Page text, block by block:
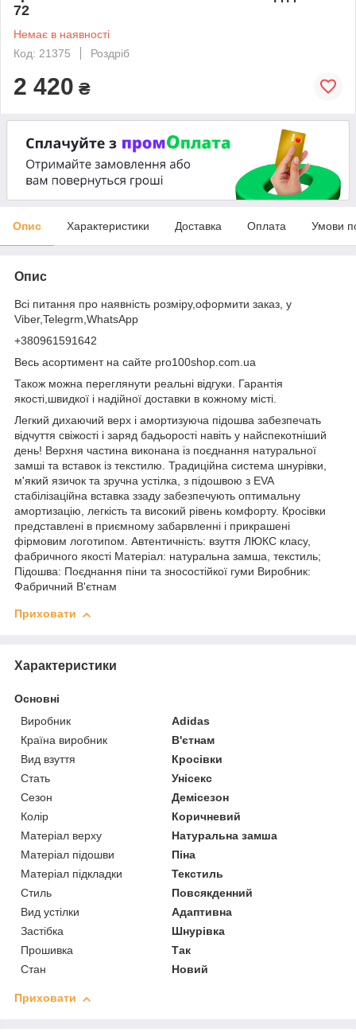
72
Немає в наявності
Код: 21375
Роздріб
2 420 ₴
Опис Характеристики Доставка Оплата Умови
Опис
Всі питання про наявність розміру,оформити заказ, у
Viber,Telegrm,WhatsApp
+380961591642
Весь асортимент на сайте pro100shop.com.ua
Також можна переглянути реальні відгуки. Гарантія
якості,швидкої і надійної доставки в кожному місті.
Легкий дихаючий верх і амортизуюча підошва забезпечать
відчуття свіжості і заряд бадьорості навіть у найспекотніший
день! Верхня частина виконана із поєднання натуральної
замші та вставок із текстилю. Традиційна система шнурівки,
м'який язичок та зручна устілка, з підошвою з EVA
стабілізаційна вставка ззаду забезпечують оптимальну
амортизацію, легкість та високий рівень комфорту. Кросівки
представлені в приємному забарвленні і прикрашені
фірмовим логотипом. Автентичність: взуття ЛЮКС класу,
фабричного якості Матеріал: натуральна замша, текстиль;
Підошва: Поєднання піни та зносостійкої гуми Виробник:
Фабричний В'єтнам
Приховати
Характеристики
Основні
Виробник
Adidas
Країна виробник
В'єтнам
Вид взуття
Кросівки
Стать
Унісекс
Сезон
Демісезон
Колір
Коричневий
Матеріал верху
Натуральна замша
Матеріал підошви
Піна
Матеріал підкладки
Текстиль
Стиль
Повсякденний
Вид устілки
Адаптивна
Застібка
Шнурівка
Прошивка
Так
Стан
Новий
Приховати